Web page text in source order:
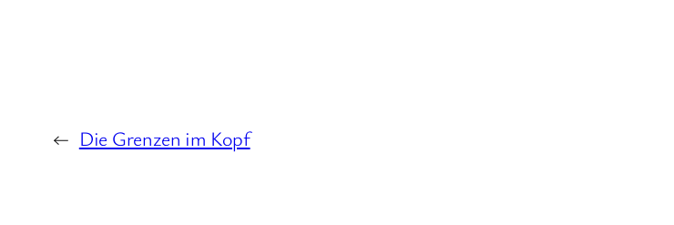
← Die Grenzen im Kopf